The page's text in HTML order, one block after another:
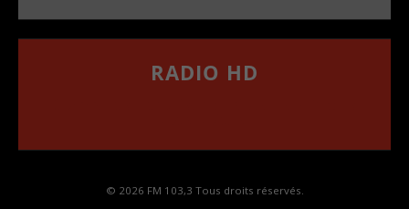
RADIO HD
© 2026 FM 103,3 Tous droits réservés.